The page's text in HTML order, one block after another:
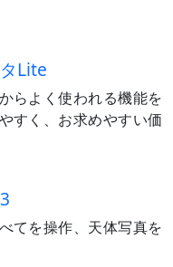
Lite
らよく使われる機能を
すく、お求めやすい価
てを操作、天体写真を